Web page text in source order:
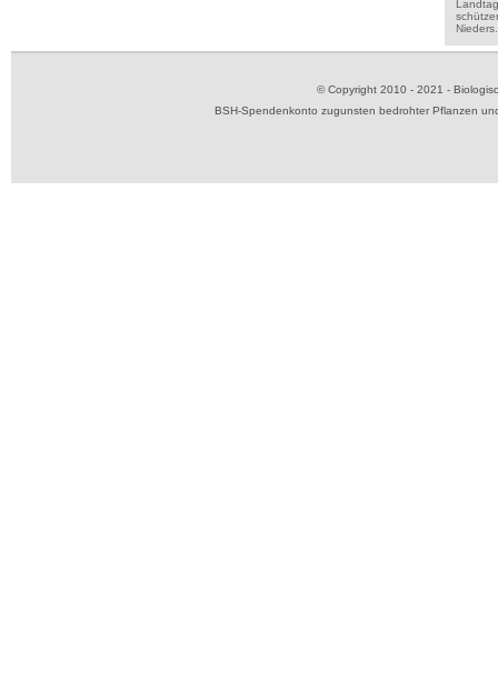
© Copyright 2010 - 2021 -
BSH-Spendenkonto zugunsten bedrohter Pflanzen